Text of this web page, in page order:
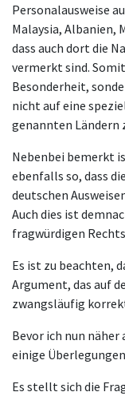
Personalausweise
Malaysia, Albanien,
dass auch dort die
vermerkt sind.
Besonderheit,
nicht auf eine
genannten Ländern
Nebenbei bemerkt
ebenfalls so, dass
deutschen
Auch dies ist
fragwürdigen
Es ist zu beachten,
Argument, das auf
zwangsläufig
Bevor ich nun näher
einige
Es stellt sich die